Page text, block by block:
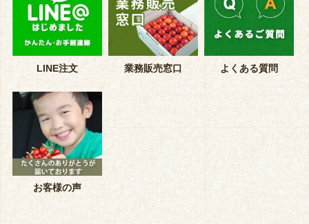
LINE注文 業務販売窓口 よくある質問
お客様の声